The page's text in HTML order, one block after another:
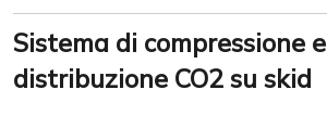
Sistema di compressione e
distribuzione CO2 su skid